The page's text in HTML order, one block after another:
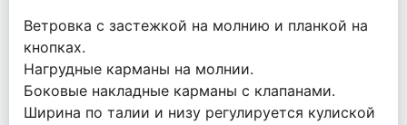
Ветровка с застежкой на молнию и планкой на
кнопках.
Нагрудные карманы на молнии.
Боковые накладные карманы с клапанами.
Ширина по талии и низу регулируется кулиской